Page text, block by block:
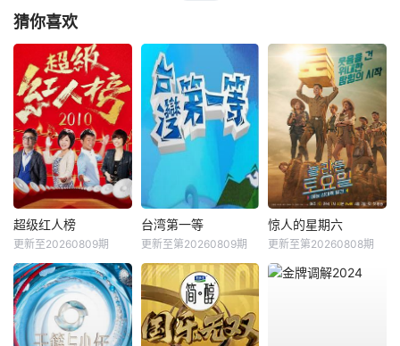
猜你喜欢
超级红人榜
更新至20260809期
台湾第一等
更新至第20260809期
惊人的星期六
更新至第20260808期